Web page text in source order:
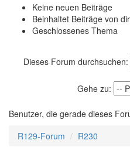
Keine neuen Beiträge
Beinhaltet Beiträge von dir
Geschlossenes Thema
Dieses Forum durchsuchen:
Gehe zu:
Benutzer, die gerade dieses
R129-Forum
R230